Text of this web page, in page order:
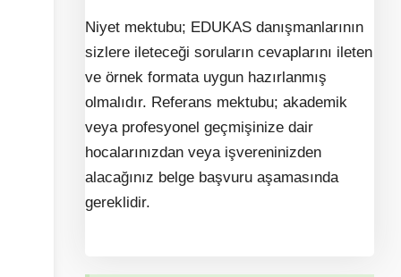
Niyet mektubu; EDUKAS danışmanlarının
sizlere ileteceği soruların cevaplarını ileten
ve örnek formata uygun hazırlanmış
olmalıdır. Referans mektubu; akademik
veya profesyonel geçmişinize dair
hocalarınızdan veya işvereninizden
alacağınız belge başvuru aşamasında
gereklidir.